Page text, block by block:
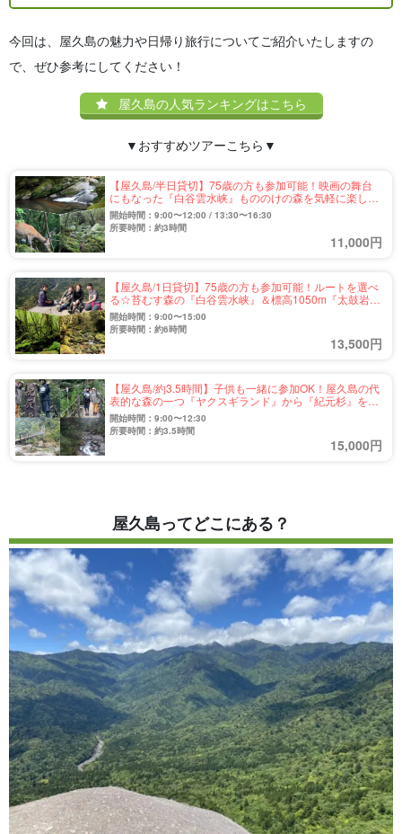
今回は、屋久島の魅力や日帰り旅行についてご紹介いたしますの
で、ぜひ参考にしてください！
屋久島の人気ランキングはこちら
▼おすすめツアーこちら▼
【屋久島/半日貸切】75歳の方も参加可能！映画の舞台
にもなった『白谷雲水峡』もののけの森を気軽に楽しむ
トレッキングツアー（No.39）
開始時間：9:00〜12:00 / 13:30〜16:30
所要時間：約3時間
11,000円
【屋久島/1日貸切】75歳の方も参加可能！ルートを選べ
る☆苔むす森の『白谷雲水峡』＆標高1050m『太鼓岩』
絶景トレッキングツアー（No.40）
開始時間：9:00〜15:00
所要時間：約6時間
13,500円
【屋久島/約3.5時間】子供も一緒に参加OK！屋久島の代
表的な森の一つ『ヤクスギランド』から『紀元杉』を巡
るトレッキングツアー（No.21）
開始時間：9:00〜12:30
所要時間：約3.5時間
15,000円
屋久島ってどこにある？